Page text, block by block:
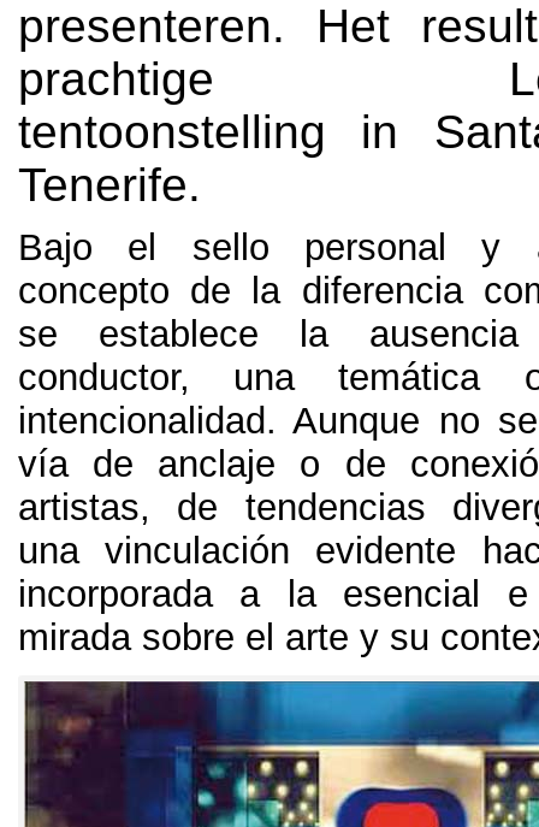
presenteren. Het
prachtige
tentoonstelling in
Tenerife.
Bajo el sello personal y
concepto de la diferencia
se establece la
conductor, una temática
intencionalidad.Aunque no
vía de anclaje o de
artistas, de tendencias
una vinculación evidente
incorporada a la esencial e
mirada sobre el arte y su